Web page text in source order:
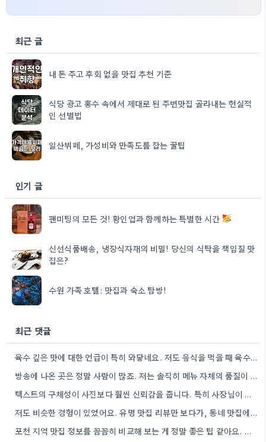
최근 글
내 돈 주고 후회 없을 맛집 추천 기준
식당 광고 홍수 속에서 제대로 된 주변맛집 골라내는 현실적
인 선별법
일산뷔페, 가성비와 만족도를 잡는 꿀팁
인기 글
팬미팅의 모든 것! 황인엽과 함께하는 특별한 시간
신선식품배송, 냉장식자재의 비밀! 당신의 식탁을 책임질 맛
집은?
수원 가족 호텔: 맛집과 숙소 탐방!
최근 댓글
육수 깊은 맛에 대한 언급이 특히 와닿네요. 저도 음식을 먹을 때 육수의 깊은 맛을 중요하게…
방송에 나온 곳은 정말 사람이 많죠. 저는 솔직히 메뉴 자체의 품질이 더 중요하다고 생각해요.
텍스트의 구체성이 사진보다 훨씬 신뢰감을 줍니다. 특히 사장님이 직접 요리하는 곳을 찾는 게 좋은 전략인…
저도 비슷한 경험이 있었어요. 유명 맛집 리뷰만 보다가, 동네 맛집에서 훨씬 더 맛있는 음식을 먹고…
포천 지역 맛집 정보를 꼼꼼히 비교해 보는 게 정말 좋은 팁 같아요. 특히 커뮤니티 언급…